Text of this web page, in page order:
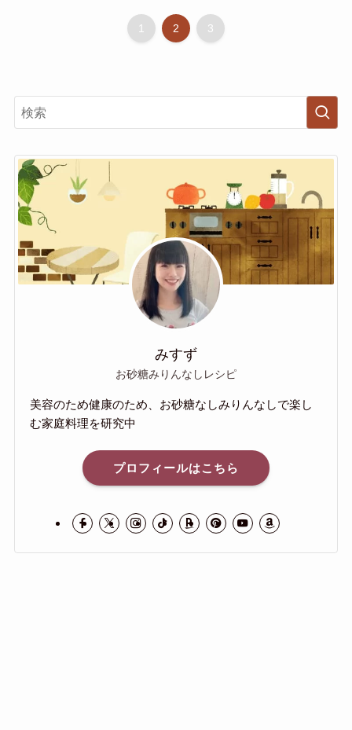
1 2 3
みすず
お砂糖みりんなしレシピ
美容のため健康のため、お砂糖なしみりんなしで楽し
む家庭料理を研究中
プロフィールはこちら